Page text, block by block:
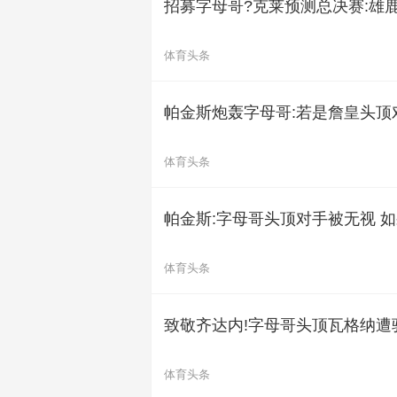
招募字母哥?克莱预测总决赛:雄
体育头条
帕金斯炮轰字母哥:若是詹皇头
体育头条
帕金斯:字母哥头顶对手被无视
体育头条
致敬齐达内!字母哥头顶瓦格纳
体育头条